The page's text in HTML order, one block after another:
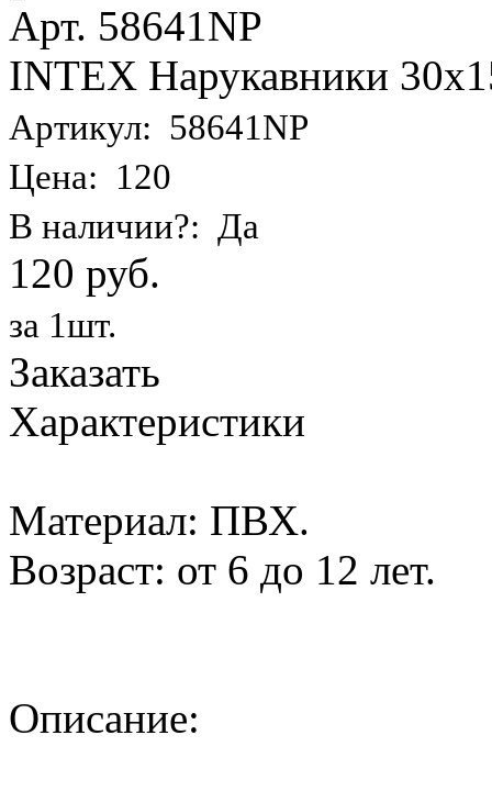
Арт. 58641NP
INTEX Нарукавники
Артикул: 58641NP
Цена: 120
В наличии?: Да
120 руб.
за 1шт.
Заказать
Характеристики
Материал: ПВХ.
Возраст: от 6 до 12 лет.
Описание: